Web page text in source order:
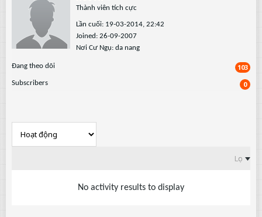
Thành viên tích cực
Lần cuối: 19-03-2014, 22:42
Joined: 26-09-2007
Nơi Cư Ngụ: da nang
Ðang theo dõi 103
Subscribers 0
Lọc
No activity results to display